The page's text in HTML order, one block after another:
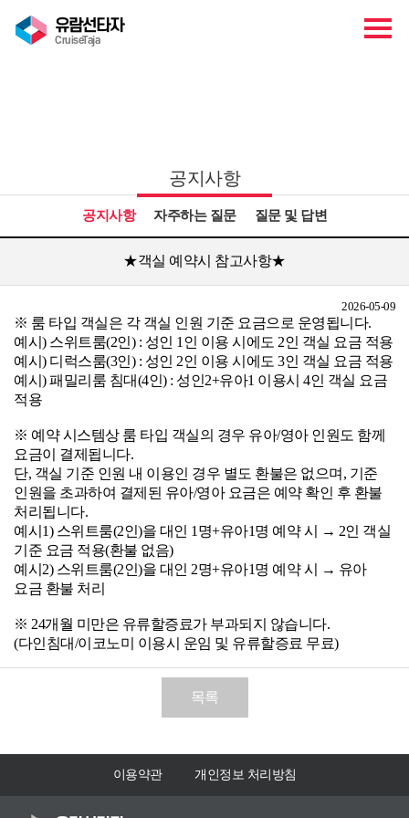
유람선타자
CruiseTaja
공지사항
공지사항 자주하는 질문 질문 및 답변
★객실 예약시 참고사항★
2026-05-09
※ 룸 타입 객실은 각 객실 인원 기준 요금으로 운영됩니다.
예시) 스위트룸(2인) : 성인 1인 이용 시에도 2인 객실 요금 적용
예시) 디럭스룸(3인) : 성인 2인 이용 시에도 3인 객실 요금 적용
예시) 패밀리룸 침대(4인) : 성인2+유아1 이용시 4인 객실 요금
적용
※ 예약 시스템상 룸 타입 객실의 경우 유아/영아 인원도 함께
요금이 결제됩니다.
단, 객실 기준 인원 내 이용인 경우 별도 환불은 없으며, 기준
인원을 초과하여 결제된 유아/영아 요금은 예약 확인 후 환불
처리됩니다.
예시1) 스위트룸(2인)을 대인 1명+유아1명 예약 시 → 2인 객실
기준 요금 적용(환불 없음)
예시2) 스위트룸(2인)을 대인 2명+유아1명 예약 시 → 유아
요금 환불 처리
※ 24개월 미만은 유류할증료가 부과되지 않습니다.
(다인침대/이코노미 이용시 운임 및 유류할증료 무료)
목록
이용약관 개인정보 처리방침